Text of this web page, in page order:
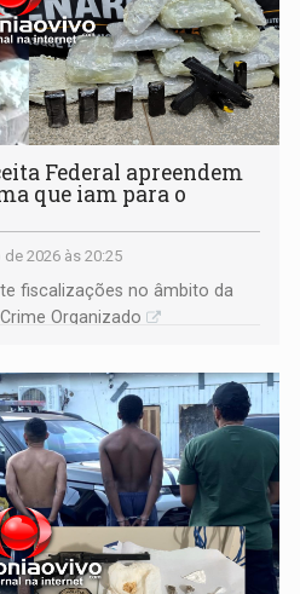
Federal apreendem
que iam para o
2026 às 20:25
fiscalizações no âmbito da
Organizado